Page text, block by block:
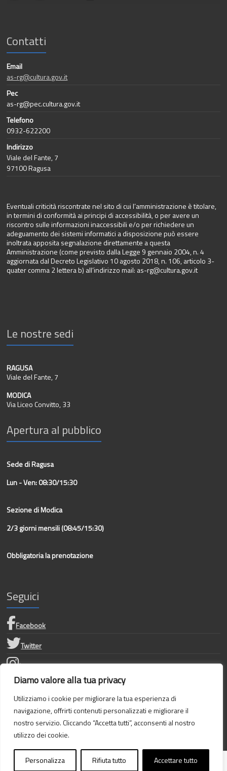
Diamo valore alla tua privacy
Utilizziamo i cookie per migliorare la tua esperienza di
navigazione, offrirti contenuti personalizzati e migliorare il
nostro servizio. Cliccando “Accetta tutti”, acconsenti al nostro
utilizzo dei cookie.
Personalizza Rifiuta tutto Accettare tutto
Contatti
Email
as-rg@cultura.gov.it
Pec
as-rg@pec.cultura.gov.it
Telefono
0932-622200
Indirizzo
Viale del Fante, 7
97100 Ragusa
Eventuali criticità riscontrate nel sito di cui l’amministrazione è titolare,
in termini di conformità ai principi di accessibilità, o per avere un
riscontro sulle informazioni inaccessibili e/o per richiedere un
adeguamento dei sistemi informatici a disposizione può essere
inoltrata apposita segnalazione direttamente a questa
Amministrazione (come previsto dalla Legge 9 gennaio 2004, n. 4
aggiornata dal Decreto Legislativo 10 agosto 2018, n. 106, articolo 3-
quater comma 2 lettera b) all’indirizzo mail: as-rg@cultura.gov.it
Le nostre sedi
RAGUSA
Viale del Fante, 7
MODICA
Via Liceo Convitto, 33
Apertura al pubblico
Sede di Ragusa
Lun - Ven: 08:30/15:30
Sezione di Modica
2/3 giorni mensili (08:45/15:30)
Obbligatoria la prenotazione
Seguici
Facebook
Twitter
Instagram
Dichiarazione di accessibilità
Copyright © 2026 Archivio di stato di Ragusa
. Tutti i diritti riservati. Tema